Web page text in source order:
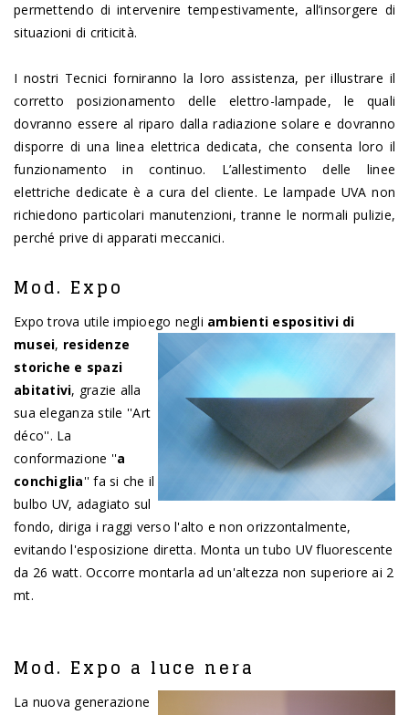
permettendo di intervenire tempestivamente, all’insorgere di
situazioni di criticità.
I nostri Tecnici forniranno la loro assistenza, per illustrare il
corretto posizionamento delle elettro-lampade, le quali
dovranno essere al riparo dalla radiazione solare e dovranno
disporre di una linea elettrica dedicata, che consenta loro il
funzionamento in continuo. L’allestimento delle linee
elettriche dedicate è a cura del cliente. Le lampade UVA non
richiedono particolari manutenzioni, tranne le normali pulizie,
perché prive di apparati meccanici.
Mod. Expo
Expo trova utile impioego negli ambienti espositivi di
musei, residenze
storiche e spazi
abitativi, grazie alla
sua eleganza stile ''Art
déco''. La
conformazione ''a
conchiglia'' fa si che il
bulbo UV, adagiato sul
fondo, diriga i raggi verso l'alto e non orizzontalmente,
evitando l'esposizione diretta. Monta un tubo UV fluorescente
da 26 watt. Occorre montarla ad un'altezza non superiore ai 2
mt.
Mod. Expo a luce nera
La nuova generazione